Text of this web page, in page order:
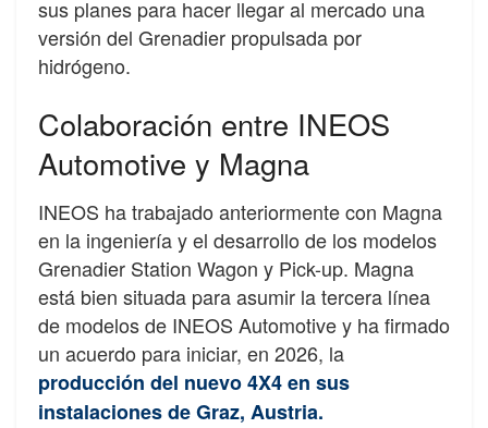
sus planes para hacer llegar al mercado una
versión del Grenadier propulsada por
hidrógeno.
Colaboración entre INEOS
Automotive y Magna
INEOS ha trabajado anteriormente con Magna
en la ingeniería y el desarrollo de los modelos
Grenadier Station Wagon y Pick-up. Magna
está bien situada para asumir la tercera línea
de modelos de INEOS Automotive y ha firmado
un acuerdo para iniciar, en 2026, la
producción del nuevo 4X4 en sus
instalaciones de Graz, Austria.